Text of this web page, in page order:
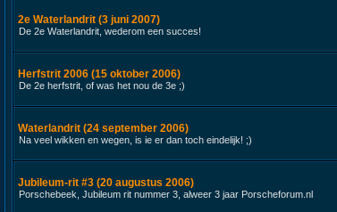
2e Waterlandrit (3 juni 2007)
De 2e Waterlandrit, wederom een succes!
Herfstrit 2006 (15 oktober 2006)
De 2e herfstrit, of was het nou de 3e ;)
Waterlandrit (24 september 2006)
Na veel wikken en wegen, is ie er dan toch eindelijk! ;)
Jubileum-rit #3 (20 augustus 2006)
Porschebeek, Jubileum rit nummer 3, alweer 3 jaar Porscheforum.nl